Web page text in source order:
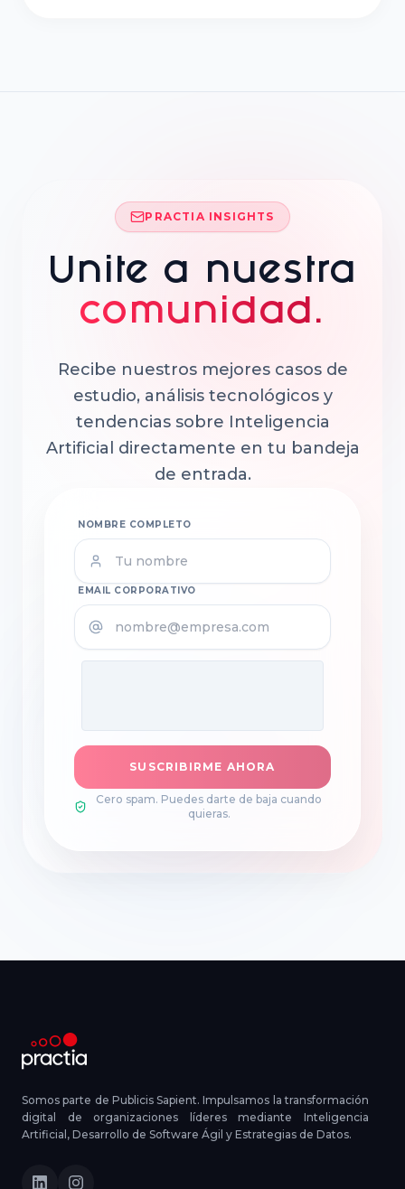
PRACTIA INSIGHTS
Unite a nuestra
comunidad.
Recibe nuestros mejores casos de
estudio, análisis tecnológicos y
tendencias sobre Inteligencia
Artificial directamente en tu bandeja
de entrada.
NOMBRE COMPLETO
EMAIL CORPORATIVO
SUSCRIBIRME AHORA
Cero spam. Puedes darte de baja cuando
quieras.
Somos parte de Publicis Sapient. Impulsamos la transformación
digital de organizaciones líderes mediante Inteligencia
Artificial, Desarrollo de Software Ágil y Estrategias de Datos.